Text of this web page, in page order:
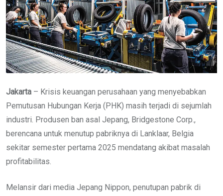
Jakarta – Krisis keuangan perusahaan yang menyebabkan
Pemutusan Hubungan Kerja (PHK) masih terjadi di sejumlah
industri. Produsen ban asal Jepang, Bridgestone Corp.,
berencana untuk menutup pabriknya di Lanklaar, Belgia
sekitar semester pertama 2025 mendatang akibat masalah
profitabilitas.
Melansir dari media Jepang Nippon, penutupan pabrik di